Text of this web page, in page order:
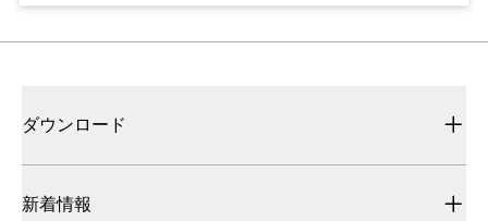
ダウンロード
新着情報